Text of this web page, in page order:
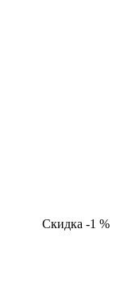
Скидка -1 %